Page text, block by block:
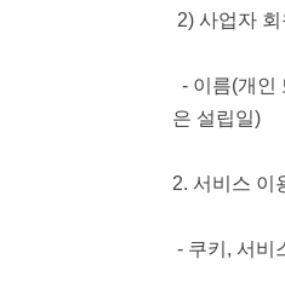
2) 사업자 회
- 이름(개인
은 설립일)
2. 서비스 이
- 쿠키, 서비